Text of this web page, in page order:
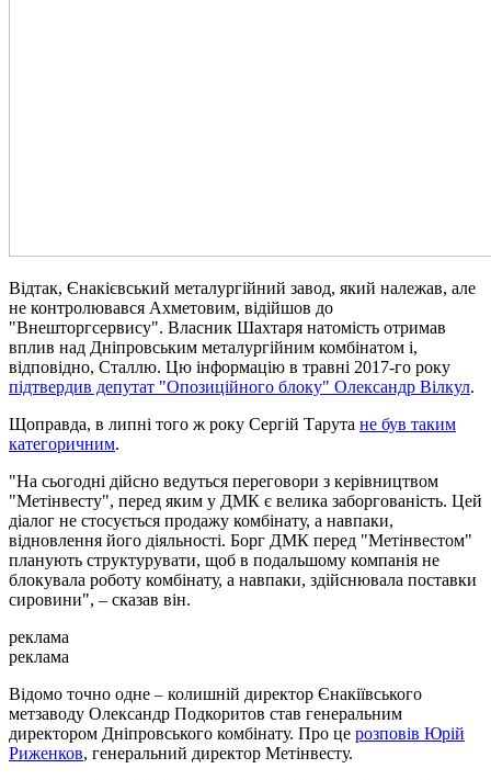
Відтак, Єнакієвський металургійний завод, який належав, але
не контролювався Ахметовим, відійшов до
"Внешторгсервису". Власник Шахтаря натомість отримав
вплив над Дніпровським металургійним комбінатом і,
відповідно, Сталлю. Цю інформацію в травні 2017-го року
підтвердив депутат "Опозиційного блоку" Олександр Вілкул.
Щоправда, в липні того ж року Сергій Тарута не був таким
категоричним.
"На сьогодні дійсно ведуться переговори з керівництвом
"Метінвесту", перед яким у ДМК є велика заборгованість. Цей
діалог не стосується продажу комбінату, а навпаки,
відновлення його діяльності. Борг ДМК перед "Метінвестом"
планують структурувати, щоб в подальшому компанія не
блокувала роботу комбінату, а навпаки, здійснювала поставки
сировини", – сказав він.
реклама
реклама
Відомо точно одне – колишній директор Єнакіївського
метзаводу Олександр Подкоритов став генеральним
директором Дніпровського комбінату. Про це розповів Юрій
Риженков, генеральний директор Метінвесту.